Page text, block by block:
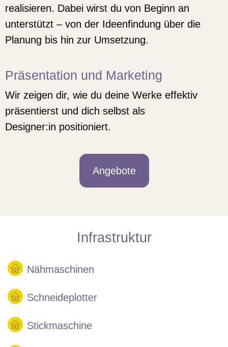
realisieren. Dabei wirst du von Beginn an
unterstützt – von der Ideenfindung über die
Planung bis hin zur Umsetzung.
Präsentation und Marketing
Wir zeigen dir, wie du deine Werke effektiv
präsentierst und dich selbst als
Designer:in positioniert.
Angebote
Infrastruktur
Nähmaschinen
Schneideplotter
Stickmaschine